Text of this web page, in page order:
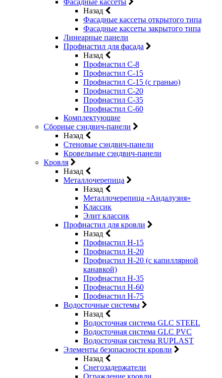
Фасадные кассеты
Назад
Фасадные кассеты открытого типа
Фасадные кассеты закрытого типа
Линеарные панели
Профнастил для фасада
Назад
Профнастил С-8
Профнастил С-15
Профнастил С-15 (с гранью)
Профнастил С-20
Профнастил С-35
Профнастил С-60
Комплектующие
Сборные сэндвич-панели
Назад
Стеновые сэндвич-панели
Кровельные сэндвич-панели
Кровля
Назад
Металлочерепица
Назад
Металлочерепица «Андалузия»
Классик
Элит классик
Профнастил для кровли
Назад
Профнастил Н-15
Профнастил Н-20
Профнастил Н-20 (с капиллярной
канавкой)
Профнастил Н-35
Профнастил Н-60
Профнастил Н-75
Водосточные системы
Назад
Водосточная система GLC STEEL
Водосточная система GLC PVC
Водосточная система RUPLAST
Элементы безопасности кровли
Назад
Снегозадержатели
Ограждение кровли